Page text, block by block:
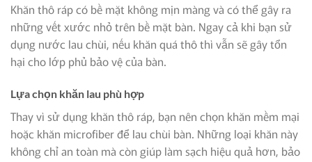
Khăn thô ráp có bề mặt không mịn màng và có thể gây ra
những vết xước nhỏ trên bề mặt bàn. Ngay cả khi bạn sử
dụng nước lau chùi, nếu khăn quá thô thì vẫn sẽ gây tổn
hại cho lớp phủ bảo vệ của bàn.
Lựa chọn khăn lau phù hợp
Thay vì sử dụng khăn thô ráp, bạn nên chọn khăn mềm mại
hoặc khăn microfiber để lau chùi bàn. Những loại khăn này
không chỉ an toàn mà còn giúp làm sạch hiệu quả hơn, bảo